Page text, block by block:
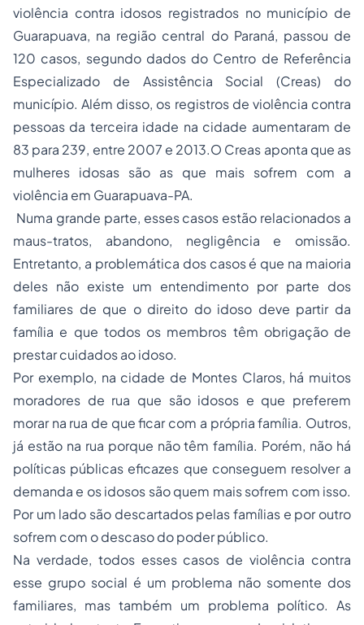
violência contra idosos registrados no município de
Guarapuava, na região central do Paraná, passou de
120 casos, segundo dados do Centro de Referência
Especializado de Assistência Social (Creas) do
município. Além disso, os registros de violência contra
pessoas da terceira idade na cidade aumentaram de
83 para 239, entre 2007 e 2013.O Creas aponta que as
mulheres idosas são as que mais sofrem com a
violência em Guarapuava-PA.
Numa grande parte, esses casos estão relacionados a
maus-tratos, abandono, negligência e omissão.
Entretanto, a problemática dos casos é que na maioria
deles não existe um entendimento por parte dos
familiares de que o direito do idoso deve partir da
família e que todos os membros têm obrigação de
prestar cuidados ao idoso.
Por exemplo, na cidade de Montes Claros, há muitos
moradores de rua que são idosos e que preferem
morar na rua de que ficar com a própria família. Outros,
já estão na rua porque não têm família. Porém, não há
políticas públicas eficazes que conseguem resolver a
demanda e os idosos são quem mais sofrem com isso.
Por um lado são descartados pelas famílias e por outro
sofrem com o descaso do poder público.
Na verdade, todos esses casos de violência contra
esse grupo social é um problema não somente dos
familiares, mas também um problema político. As